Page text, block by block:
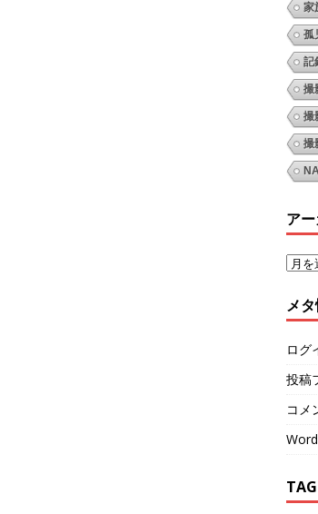
家
孤
記
撮
撮
撮
ア
メ
ログ
投稿
コメ